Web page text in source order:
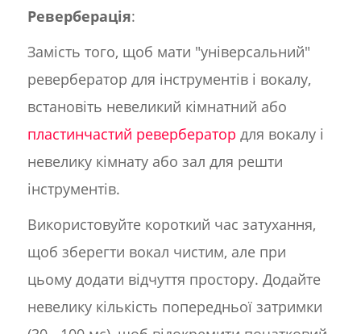
Реверберація:
Замість того, щоб мати "універсальний"
ревербератор для інструментів і вокалу,
встановіть невеликий кімнатний або
пластинчастий ревербератор для вокалу і
невелику кімнату або зал для решти
інструментів.
Використовуйте короткий час затухання,
щоб зберегти вокал чистим, але при
цьому додати відчуття простору. Додайте
невелику кількість попередньої затримки